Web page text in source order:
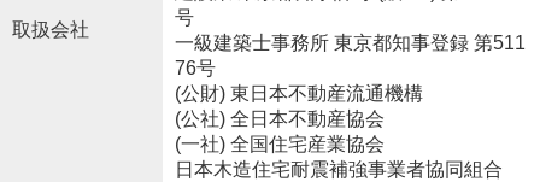
取扱会社
号
一級建築士事務所 東京都知事登録 第511
76号
(公財) 東日本不動産流通機構
(公社) 全日本不動産協会
(一社) 全国住宅産業協会
日本木造住宅耐震補強事業者協同組合